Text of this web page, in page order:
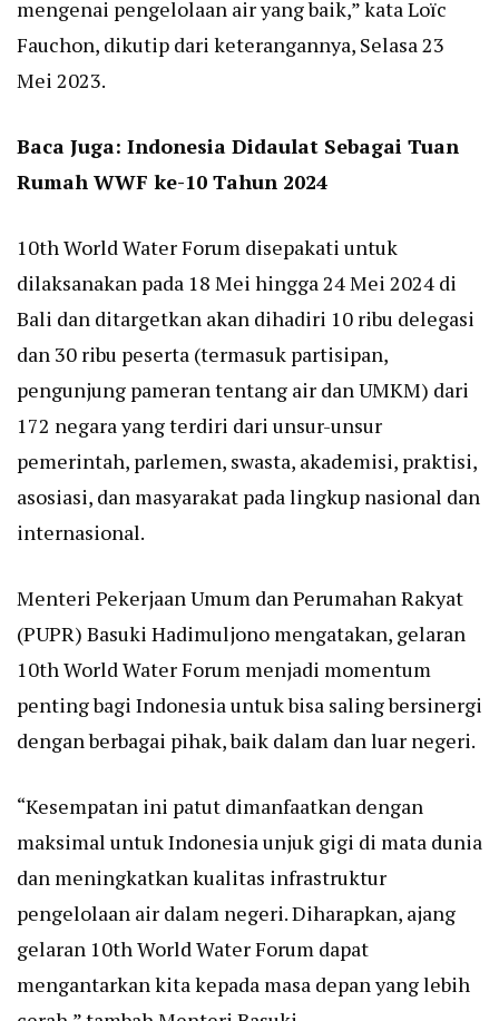
mengenai pengelolaan air yang baik,” kata Loïc
Fauchon, dikutip dari keterangannya, Selasa 23
Mei 2023.
Baca Juga: Indonesia Didaulat Sebagai Tuan
Rumah WWF ke-10 Tahun 2024
10th World Water Forum disepakati untuk
dilaksanakan pada 18 Mei hingga 24 Mei 2024 di
Bali dan ditargetkan akan dihadiri 10 ribu delegasi
dan 30 ribu peserta (termasuk partisipan,
pengunjung pameran tentang air dan UMKM) dari
172 negara yang terdiri dari unsur-unsur
pemerintah, parlemen, swasta, akademisi, praktisi,
asosiasi, dan masyarakat pada lingkup nasional dan
internasional.
Menteri Pekerjaan Umum dan Perumahan Rakyat
(PUPR) Basuki Hadimuljono mengatakan, gelaran
10th World Water Forum menjadi momentum
penting bagi Indonesia untuk bisa saling bersinergi
dengan berbagai pihak, baik dalam dan luar negeri.
“Kesempatan ini patut dimanfaatkan dengan
maksimal untuk Indonesia unjuk gigi di mata dunia
dan meningkatkan kualitas infrastruktur
pengelolaan air dalam negeri. Diharapkan, ajang
gelaran 10th World Water Forum dapat
mengantarkan kita kepada masa depan yang lebih